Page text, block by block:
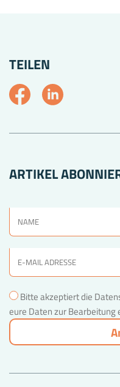
TEILEN
ARTIKEL
Bitte akzeptiert die
eure Daten zur